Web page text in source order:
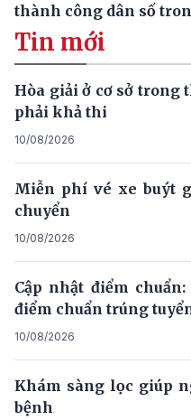
thành công dân số
Tin mới
Hòa giải ở cơ sở trong
phải khả thi
10/08/2026
Miễn phí vé xe buýt
chuyển
10/08/2026
Cập nhật điểm
điểm chuẩn trúng
10/08/2026
Khám sàng lọc giúp
bệnh